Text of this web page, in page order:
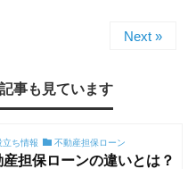
Next »
事も見ています
ち情報 不動産担保ローン
担保ローンの違いとは？